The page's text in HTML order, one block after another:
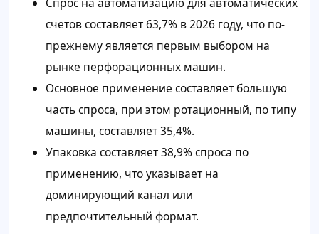
счетов составляет 63,7% в 2026 году, что по-
прежнему является первым выбором на
рынке перфорационных машин.
Основное применение составляет большую
часть спроса, при этом ротационный, по типу
машины, составляет 35,4%.
Упаковка составляет 38,9% спроса по
применению, что указывает на
доминирующий канал или
предпочтительный формат.